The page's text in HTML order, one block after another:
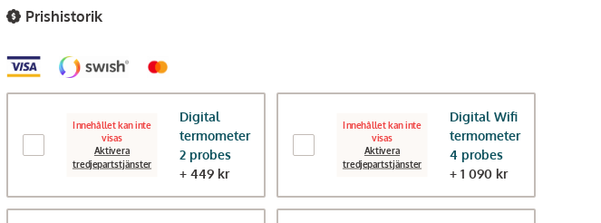
Innehållet kan inte
Aktivera
tredjepartstjänster
Innehållet kan inte
Aktivera
tredjepartstjänster
Prishistorik
Innehållet kan inte
visas
Aktivera
tredjepartstjänster
Digital
termometer
2 probes
+ 449 kr
Innehållet kan inte
visas
Aktivera
tredjepartstjänster
Digital Wifi
termometer
4 probes
+ 1 090 kr